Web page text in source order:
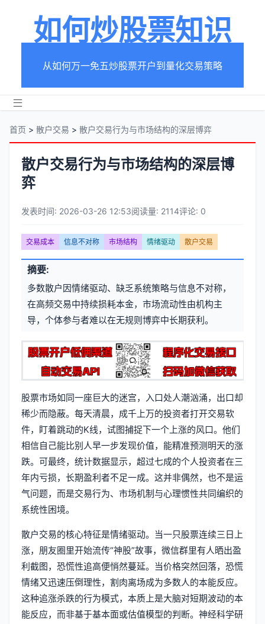
如何炒股票知识
从如何万一免五炒股票开户到量化交易策略
首页 > 散户交易 > 散户交易行为与市场结构的深层博弈
散户交易行为与市场结构的深层博
弈
章
元
信
息
发表时间: 2026-03-26 12:53阅读量: 2114评论: 0
文
章
标
签
交易成本 信息不对称 市场结构 情绪驱动 散户交易
摘要:
多数散户因情绪驱动、缺乏系统策略与信息不对称，
在高频交易中持续损耗本金，市场流动性由机构主
导，个体参与者难以在无规则博弈中长期获利。
股票市场如同一座巨大的迷宫，入口处人潮汹涌，出口却
稀少而隐蔽。每天清晨，成千上万的投资者打开交易软
件，盯着跳动的K线，试图捕捉下一个上涨的风口。他们
相信自己能比别人早一步发现价值，能精准预测明天的涨
跌。可最终，统计数据显示，超过七成的个人投资者在三
年内亏损，长期盈利者不足一成。这并非偶然，也不是运
气问题，而是交易行为、市场机制与心理惯性共同编织的
系统性困境。
散户交易的核心特征是情绪驱动。当一只股票连续三日上
涨，朋友圈里开始流传“神股”故事，微信群里有人晒出盈
利截图，恐慌性追高便悄然蔓延。当价格突然回落，恐慌
情绪又迅速压倒理性，割肉离场成为多数人的本能反应。
这种追涨杀跌的行为模式，本质上是大脑对短期波动的本
能反应，而非基于基本面或估值模型的判断。神经科学研